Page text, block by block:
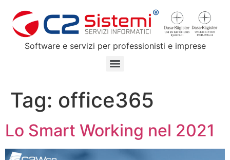
Software e servizi per professionisti e imprese
Tag: office365
Lo Smart Working nel 2021